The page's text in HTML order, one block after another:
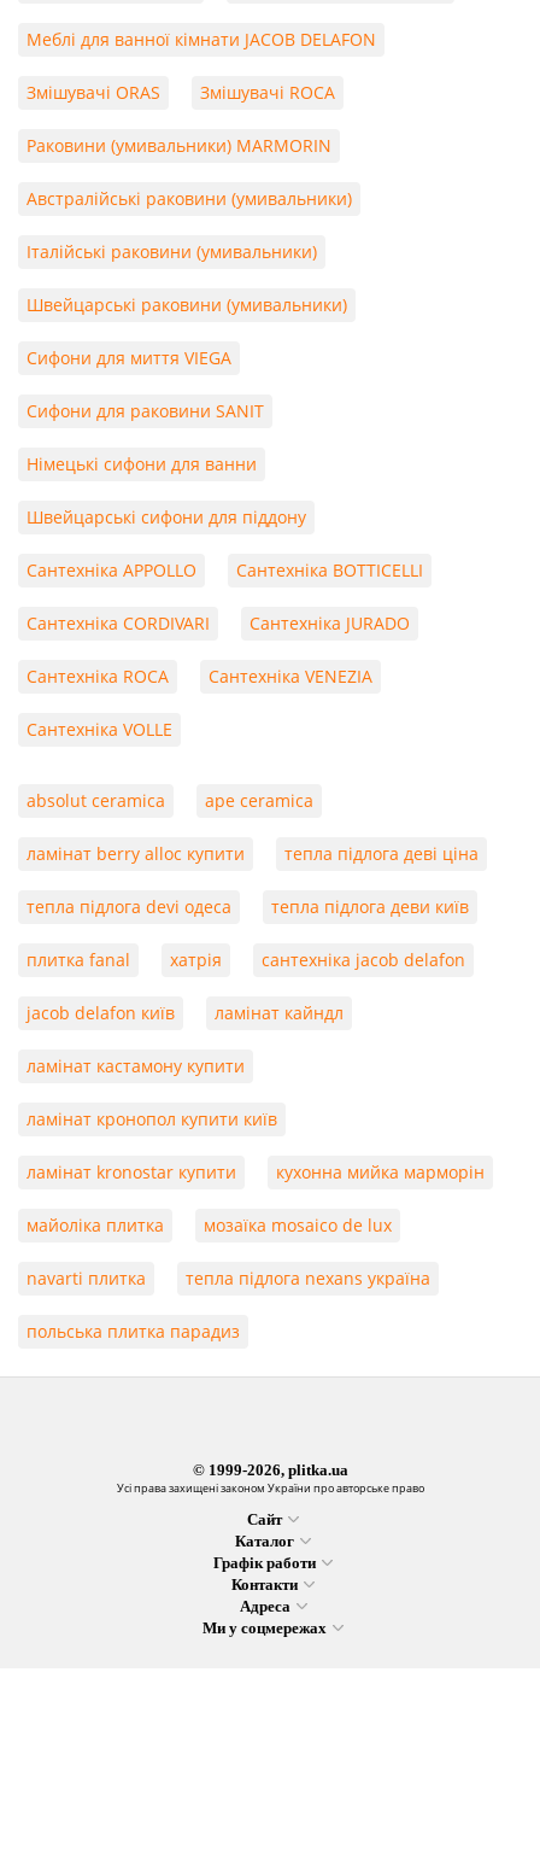
Меблі для ванної кімнати JACOB DELAFON
Змішувачі ORAS Змішувачі ROCA
Раковини (умивальники) MARMORIN
Австралійські раковини (умивальники)
Італійські раковини (умивальники)
Швейцарські раковини (умивальники)
Сифони для миття VIEGA
Сифони для раковини SANIT
Німецькі сифони для ванни
Швейцарські сифони для піддону
Сантехніка APPOLLO Сантехніка BOTTICELLI
Сантехніка CORDIVARI Сантехніка JURADO
Сантехніка ROCA Сантехніка VENEZIA
Сантехніка VOLLE
absolut ceramica ape ceramica
ламінат berry alloc купити тепла підлога деві ціна
тепла підлога devi одеса тепла підлога деви київ
плитка fanal хатрія сантехніка jacob delafon
jacob delafon київ ламінат кайндл
ламінат кастамону купити
ламінат кронопол купити київ
ламінат kronostar купити кухонна мийка марморін
майоліка плитка мозаїка mosaico de lux
navarti плитка тепла підлога nexans україна
польська плитка парадиз
© 1999-2026, plitka.ua
Усі права захищені законом України про авторське право
Сайт
Каталог
Графік работи
Контакти
Адреса
Ми у соцмережах